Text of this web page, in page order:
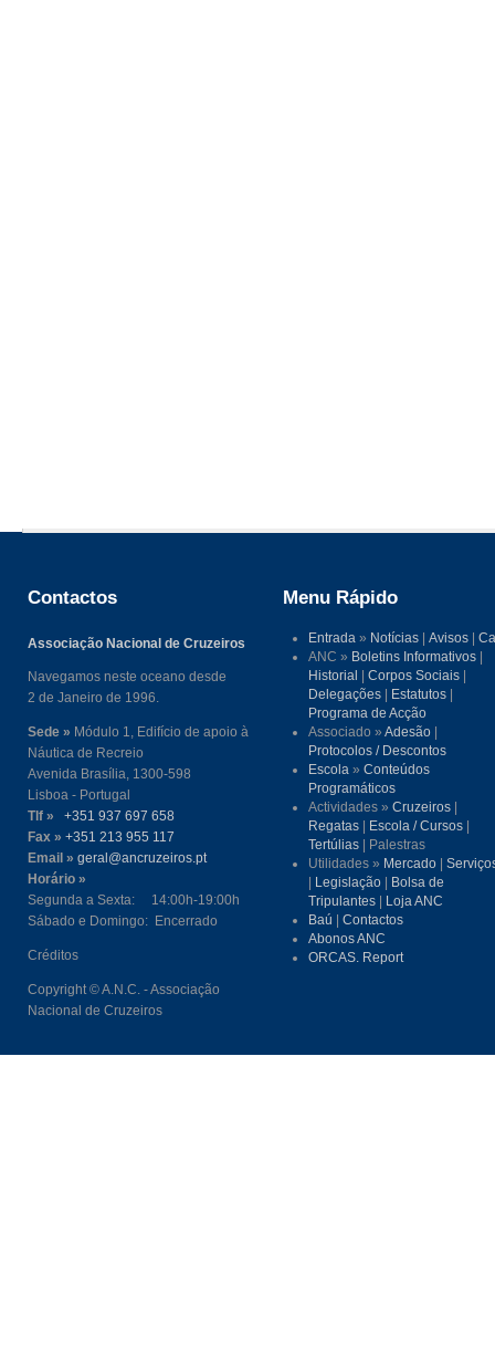
Contactos
Associação Nacional de Cruzeiros
Navegamos neste oceano desde
2 de Janeiro de 1996.
Sede » Módulo 1, Edifício de apoio à
Náutica de Recreio
Avenida Brasília, 1300-598
Lisboa - Portugal
Tlf »
+351 937 697 658
Fax » +351 213 955 117
Email » geral@ancruzeiros.pt
Horário »
Segunda a Sexta: 14:00h-19:00h
Sábado e Domingo: Encerrado
Créditos
Copyright © A.N.C. - Associação
Nacional de Cruzeiros
Menu Rápido
Entrada » Notícias |Avisos |
ANC » Boletins Informativos
Historial
|Corpos Sociais
Delegações
Estatutos
Programa de Acção
Associado »Adesão
Protocolos / Descontos
Escola »Conteúdos
Programáticos
Actividades »Cruzeiros
Regatas
Escola / Cursos
Tertúlias | Palestras
Utilidades » Mercado |
Legislação
Bolsa de
Tripulantes
Loja ANC
Baú |Contactos
Abonos ANC
ORCAS. Report